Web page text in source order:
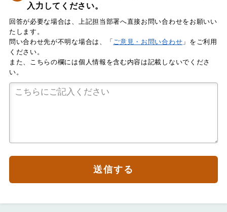
入力してください。
回答が必要な場合は、上記担当部署へ直接お問い合わせをお願いい
たします。
問い合わせ先が不明な場合は、「 ご意見・お問い合わせ 」をご利用
ください。
また、こちらの欄には個人情報を含む内容は記載しないでくださ
い。
送信する